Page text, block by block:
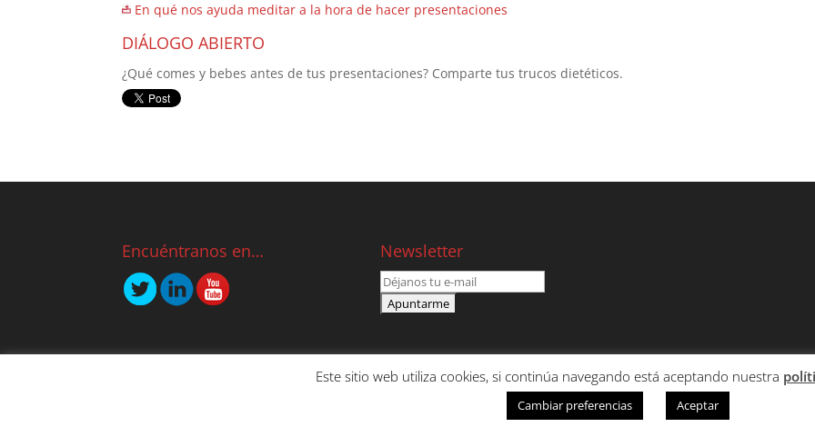
En qué nos ayuda meditar a la hora de hacer presentaciones
DIÁLOGO ABIERTO
¿Qué comes y bebes antes de tus presentaciones? Comparte tus trucos dietéticos.
Encuéntranos en… Newsletter
CONTACTO
Este sitio web utiliza cookies, si continúa navegando está aceptando nuestra
Cambiar preferencias Aceptar